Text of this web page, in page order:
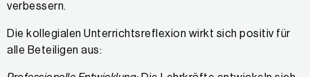
verbessern.
Die kollegialen Unterrichtsreflexion wirkt sich positiv für
alle Beteiligen aus: